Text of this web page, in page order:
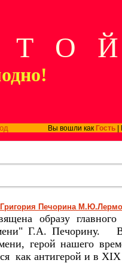
О Й
Вы вошли как Гость|
Печорина
образу
Г.А. Печорину.
герой нашего
как антигерой и в XIX